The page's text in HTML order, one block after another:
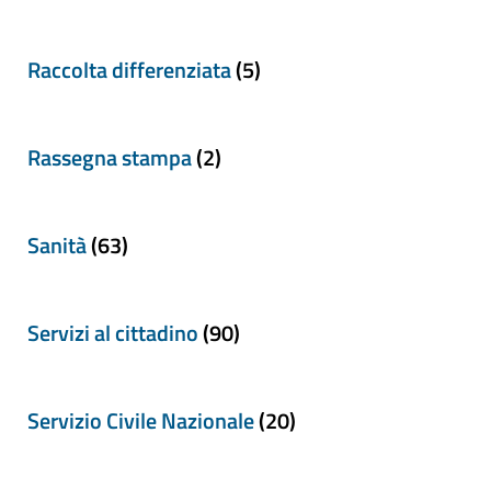
Raccolta differenziata(5)
Rassegna stampa(2)
Sanità(63)
Servizi al cittadino(90)
Servizio Civile Nazionale(20)